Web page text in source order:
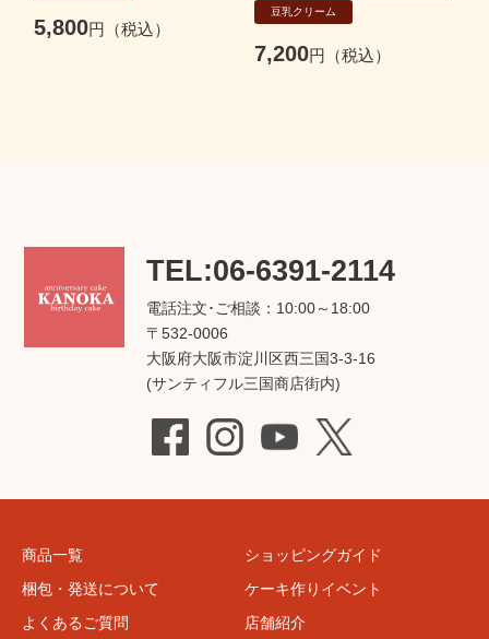
5,800
豆乳クリーム
7,200
TEL:06-6391-2114
電話注文･ご相談：10:00～18:00
〒532-0006
大阪府大阪市淀川区西三国3-3-16
(サンティフル三国商店街内)
商品一覧
梱包・発送について
よくあるご質問
ショッピングガイド
ケーキ作りイベント
店舗紹介